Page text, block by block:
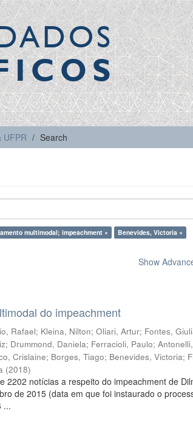
UFPR Search
multimodal; impeachment ×
Benevides, Victoria ×
Show
do impeachment
Rafael; Kleina, Nilton;Oliari, Artur; Fontes,
; Drummond, Daniela; Ferracioli, Paulo;
Crislaine; Borges, Tiago; Benevides, Victoria;
(2018)
2202 notícias a respeito do impeachment de
de 2015 (data em que foi instaurado o
...